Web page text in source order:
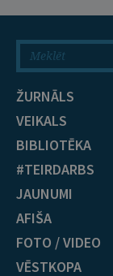
ŽURNĀLS
VEIKALS
BIBLIOTĒKA
#TEIRDARBS
JAUNUMI
AFIŠA
FOTO / VIDEO
VĒSTKOPA